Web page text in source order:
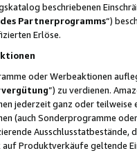
beschriebenen
Partnerprogramms“)
Erlöse.
oder Werbeaktionen
”) zu verdienen.
jederzeit ganz oder
(auch Sonderprogramme
Ausschlusstatbestände,
Produktverkäufe geltende